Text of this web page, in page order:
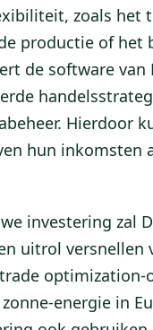
zoals het
productie of het
de software van
Hierdoor
hun inkomsten
investering zal
uitrol versnellen
optimization-
energie in